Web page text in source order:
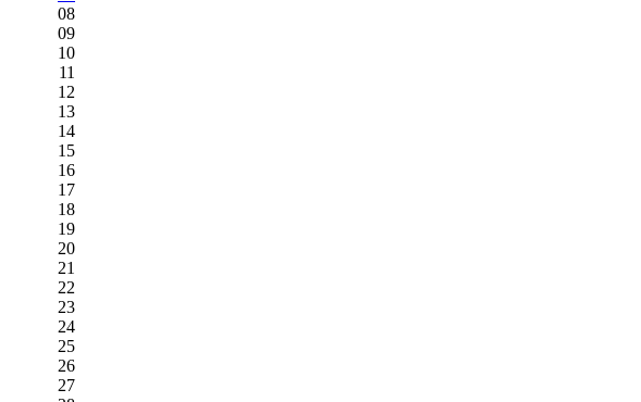
08
09
10
11
12
13
14
15
16
17
18
19
20
21
22
23
24
25
26
27